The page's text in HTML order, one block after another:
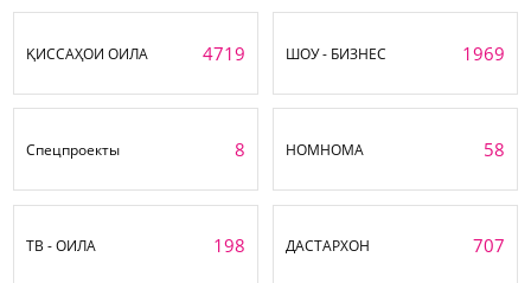
ҚИССАҲОИ ОИЛА 4719 ШОУ - БИЗНЕС 1969
Спецпроекты 8 НОМНОМА 58
ТВ - ОИЛА 198 ДАСТАРХОН 707